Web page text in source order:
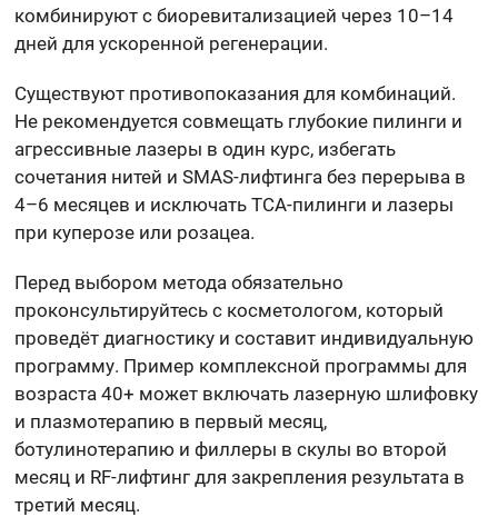
комбинируют с биоревитализацией через 10–14
дней для ускоренной регенерации.
Существуют противопоказания для комбинаций.
Не рекомендуется совмещать глубокие пилинги и
агрессивные лазеры в один курс, избегать
сочетания нитей и SMAS-лифтинга без перерыва в
4–6 месяцев и исключать ТСА-пилинги и лазеры
при куперозе или розацеа.
Перед выбором метода обязательно
проконсультируйтесь с косметологом, который
проведёт диагностику и составит индивидуальную
программу. Пример комплексной программы для
возраста 40+ может включать лазерную шлифовку
и плазмотерапию в первый месяц,
ботулинотерапию и филлеры в скулы во второй
месяц и RF-лифтинг для закрепления результата в
третий месяц.